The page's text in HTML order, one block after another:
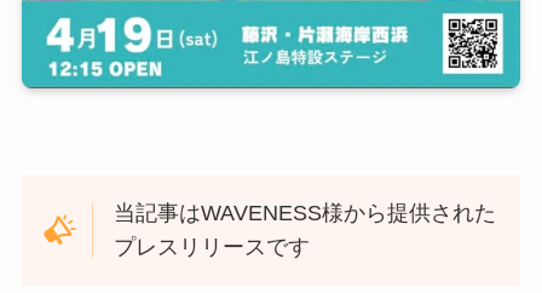
当記事はWAVENESS様から提供された
プレスリリースです